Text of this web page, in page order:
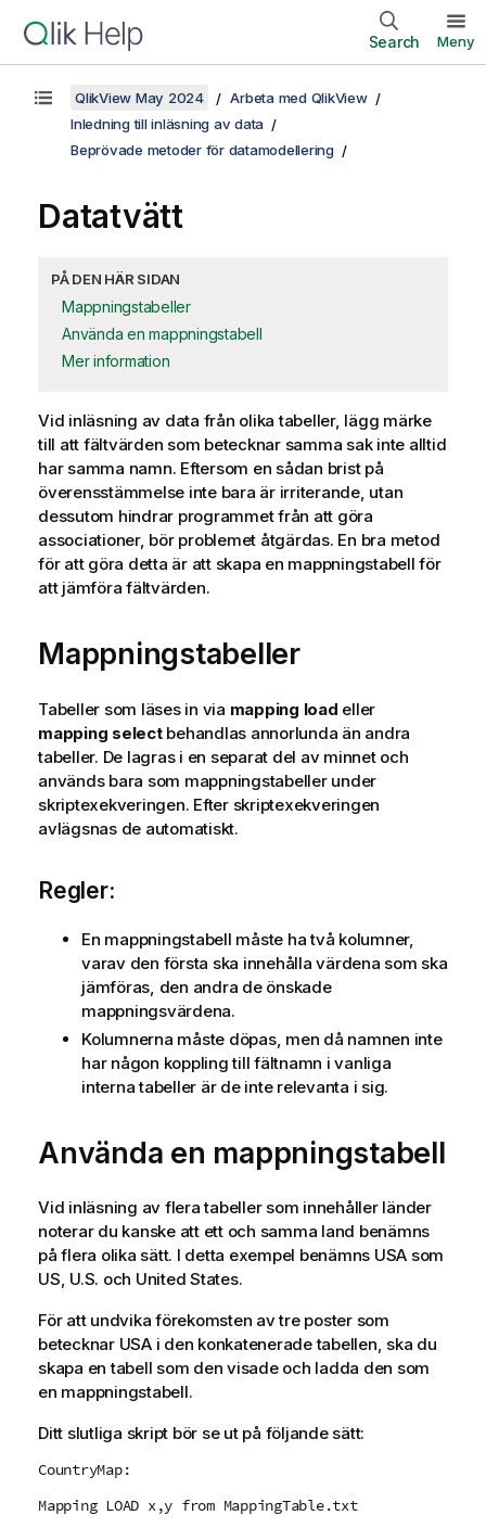
Search Meny
QlikView May 2024
Arbeta med QlikView
Inledning till inläsning av data
Beprövade metoder för datamodellering
Datatvätt
PÅ DEN HÄR SIDAN
Mappningstabeller
Använda en mappningstabell
Mer information
Vid inläsning av data från olika tabeller, lägg märke
till att fältvärden som betecknar samma sak inte alltid
har samma namn. Eftersom en sådan brist på
överensstämmelse inte bara är irriterande, utan
dessutom hindrar programmet från att göra
associationer, bör problemet åtgärdas. En bra metod
för att göra detta är att skapa en mappningstabell för
att jämföra fältvärden.
Mappningstabeller
Tabeller som läses in via mapping load eller
mapping selectbehandlas annorlunda än andra
tabeller. De lagras i en separat del av minnet och
används bara som mappningstabeller under
skriptexekveringen. Efter skriptexekveringen
avlägsnas de automatiskt.
Regler:
En mappningstabell måste ha två kolumner,
varav den första ska innehålla värdena som ska
jämföras, den andra de önskade
mappningsvärdena.
Kolumnerna måste döpas, men då namnen inte
har någon koppling till fältnamn i vanliga
interna tabeller är de inte relevanta i sig.
Använda en mappningstabell
Vid inläsning av flera tabeller som innehåller länder
noterar du kanske att ett och samma land benämns
på flera olika sätt. I detta exempel benämns USA som
US, U.S. och United States.
För att undvika förekomsten av tre poster som
betecknar USA i den konkatenerade tabellen, ska du
skapa en tabell som den visade och ladda den som
en mappningstabell.
Ditt slutliga skript bör se ut på följande sätt:
CountryMap:
Mapping LOAD x,y from MappingTable.txt